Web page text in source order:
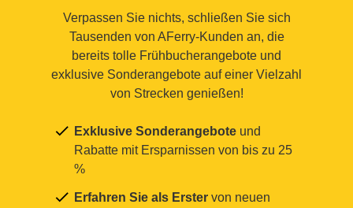
Verpassen Sie nichts, schließen Sie sich
Tausenden von AFerry-Kunden an, die
bereits tolle Frühbucherangebote und
exklusive Sonderangebote auf einer Vielzahl
von Strecken genießen!
Exklusive Sonderangebote und
Rabatte mit Ersparnissen von bis zu 25
%
Erfahren Sie als Erster von neuen